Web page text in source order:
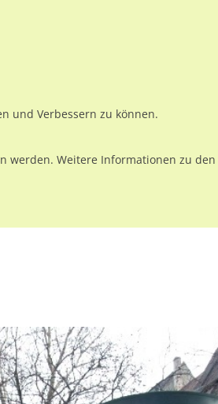
und Verbessern zu können.
werden. Weitere Informationen zu den